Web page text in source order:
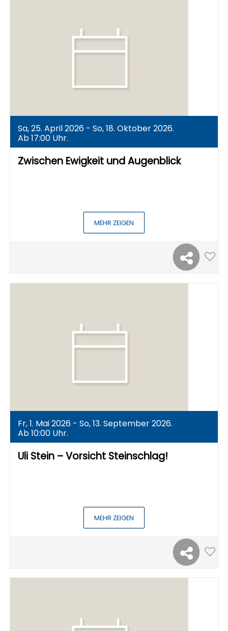
Sa, 25. April 2026 - So, 18. Oktober 2026.
Ab 17:00 Uhr.
Zwischen Ewigkeit und Augenblick
MEHR ZEIGEN
Fr, 1. Mai 2026 - So, 13. September 2026.
Ab 10:00 Uhr.
Uli Stein – Vorsicht Steinschlag!
MEHR ZEIGEN